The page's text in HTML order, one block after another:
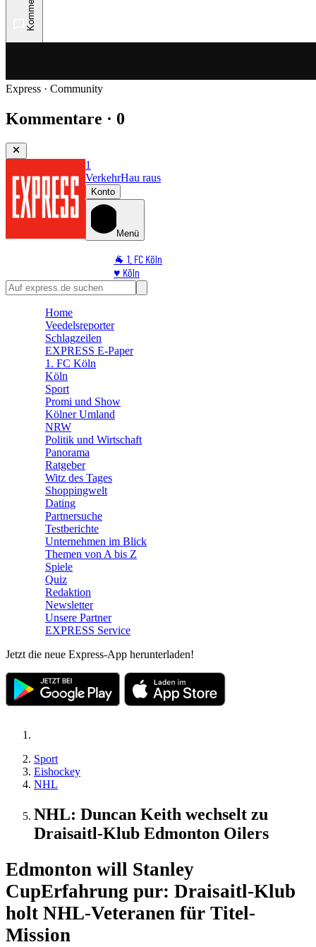
Express · Community
Kommentare · 0
1
VerkehrHau raus
Konto
Menü
🐐 1. FC Köln
♥️ Köln
⭐ Promi
🛒 Shoppingwelt
Home
Veedelsreporter
Schlagzeilen
EXPRESS E-Paper
1. FC Köln
Köln
Sport
Promi und Show
Kölner Umland
NRW
Politik und Wirtschaft
Panorama
Ratgeber
Witz des Tages
Shoppingwelt
Dating
Partnersuche
Testberichte
Unternehmen im Blick
Themen von A bis Z
Spiele
Quiz
Redaktion
Newsletter
Unsere Partner
EXPRESS Service
Jetzt die neue Express-App herunterladen!
Sport
Eishockey
NHL
NHL: Duncan Keith wechselt zu
Draisaitl-Klub Edmonton Oilers
Edmonton will Stanley
CupErfahrung pur: Draisaitl-Klub
holt NHL-Veteranen für Titel-
Mission